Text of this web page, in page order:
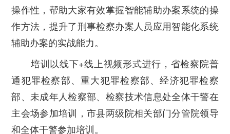
操作性，帮助大家有效掌握智能辅助办案系统的操
作方法，提升了刑事检察办案人员应用智能化系统
辅助办案的实战能力。
培训以线下+线上视频形式进行，省检察院普
通犯罪检察部、重大犯罪检察部、经济犯罪检察
部、未成年人检察部、检察技术信息处全体干警在
主会场参加培训，市县两级院相关部门分管院领导
和全体干警参加培训。